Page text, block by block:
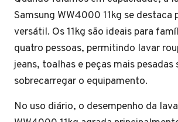
Samsung WW4000 11kg se destaca
versátil. Os 11kg são ideais para
quatro pessoas, permitindo lavar
jeans, toalhas e peças mais pesadas
sobrecarregar o equipamento.
No uso diário, o desempenho da